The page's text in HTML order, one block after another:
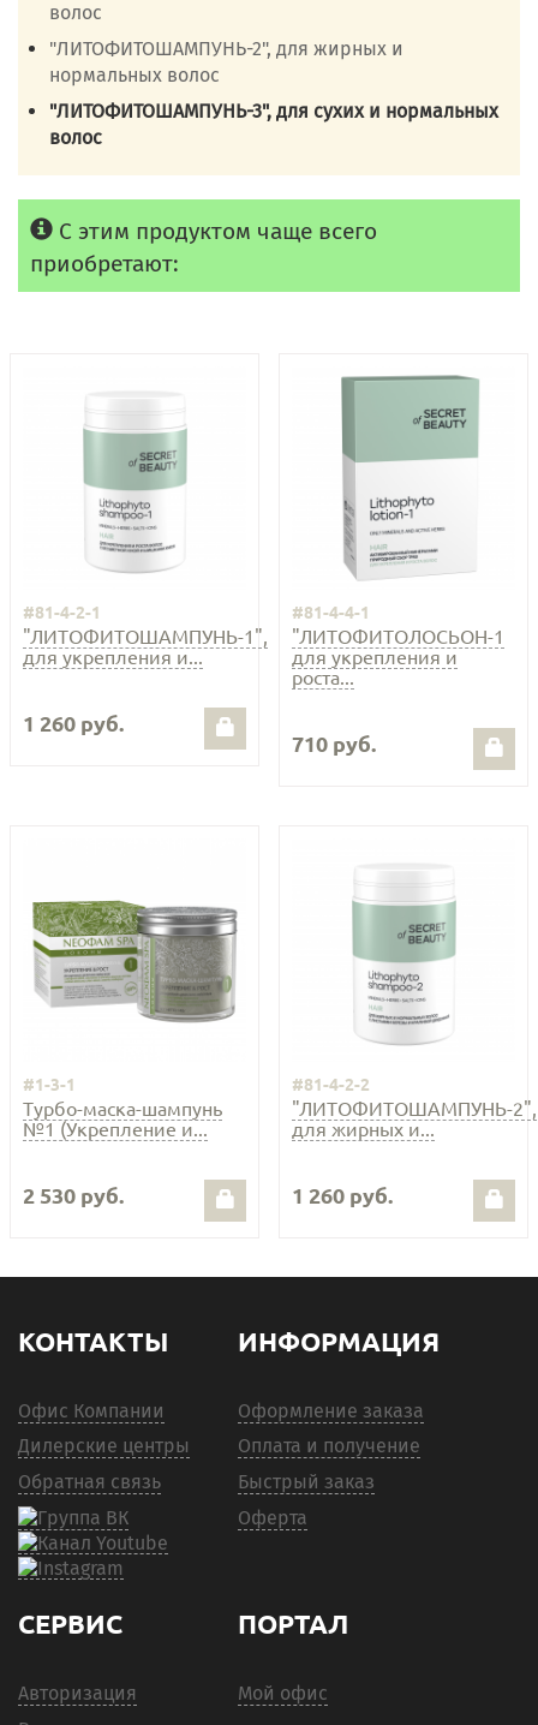
волос
"ЛИТОФИТОШАМПУНЬ-2", для жирных и
нормальных волос
"ЛИТОФИТОШАМПУНЬ-3", для сухих и нормальных
волос
С этим продуктом чаще всего
приобретают:
#81-4-2-1
"ЛИТОФИТОШАМПУНЬ-1",
для укрепления и...
1 260 руб.
#81-4-4-1
"ЛИТОФИТОЛОСЬОН-1
для укрепления и
роста...
710 руб.
#1-3-1
Турбо-маска-шампунь
№1 (Укрепление и...
2 530 руб.
#81-4-2-2
"ЛИТОФИТОШАМПУНЬ-2",
для жирных и...
1 260 руб.
КОНТАКТЫ
Офис Компании
Дилерские центры
Обратная связь
ИНФОРМАЦИЯ
Оформление заказа
Оплата и получение
Быстрый заказ
Оферта
СЕРВИС
Авторизация
ПОРТАЛ
Мой офис